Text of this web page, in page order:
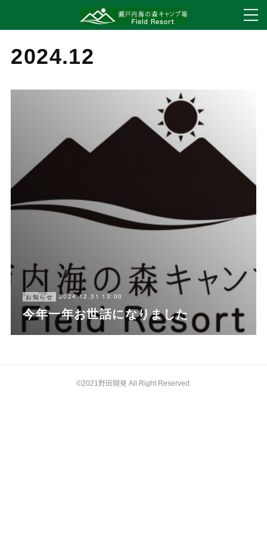
2024.12
お知らせ 2024.12.31 13:00
今年一年お世話になりました
©2021野田開発 All Right Reserved.